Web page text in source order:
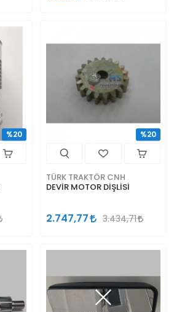
%20
TÜRK TRAKTÖR CNH
DEVİR MOTOR DİŞLİSİ
2.747,77 3.434,71
%20